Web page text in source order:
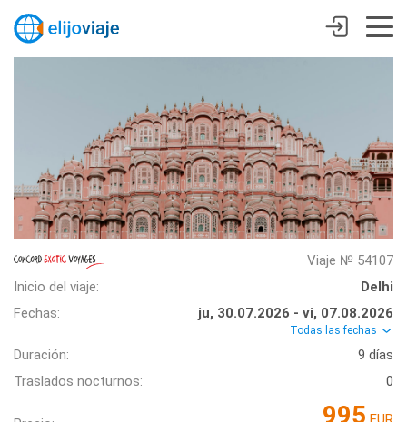
Viaje № 54107
Inicio del viaje:
Delhi
Fechas:
ju, 30.07.2026 - vi, 07.08.2026
Todas las fechas
Duración:
9 días
Traslados nocturnos:
0
995